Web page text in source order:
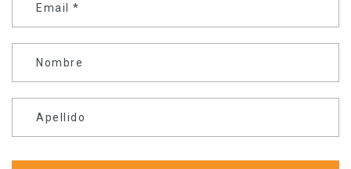
Email *
Nombre
Apellido